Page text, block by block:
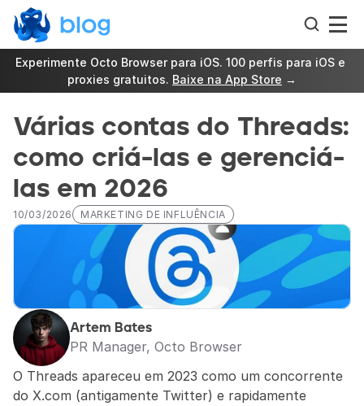
Experimente Octo Browser para iOS. 100 perfis para iOS e
proxies gratuitos. Baixe na App Store →
Várias contas do Threads:
como criá-las e gerenciá-
las em 2026
10/03/2026 MARKETING DE INFLUÊNCIA
Artem Bates
PR Manager, Octo Browser
O Threads apareceu em 2023 como um concorrente
do X.com (antigamente Twitter) e rapidamente